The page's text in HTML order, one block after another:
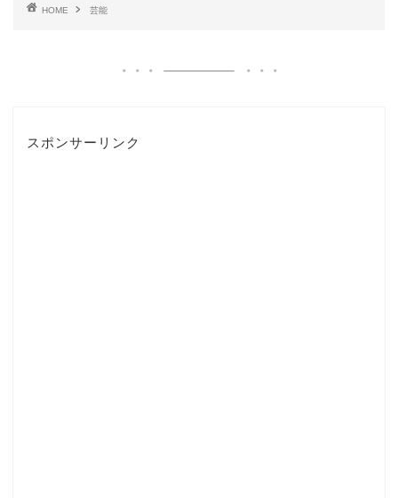
HOME 芸能
スポンサーリンク